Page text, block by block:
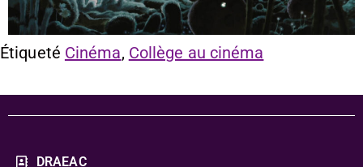
Étiqueté Cinéma, Collège au cinéma
DRAEAC